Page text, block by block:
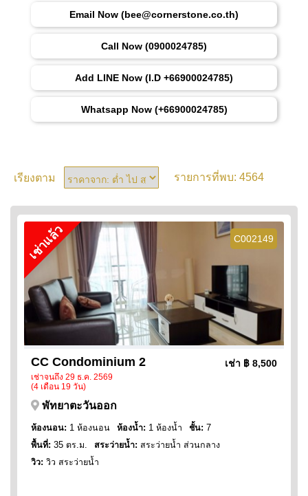
Email Now (bee@cornerstone.co.th)
Call Now (0900024785)
Add LINE Now (I.D +66900024785)
Whatsapp Now (+66900024785)
เรียงตาม รายการที่พบ: 4564
C002149
เช่าแล้ว
CC Condominium 2
เช่าจนถึง 29 ธ.ค. 2569
(4 เดือน 19 วัน)
เช่า ฿ 8,500
พัทยาตะวันออก
ห้องนอน: 1 ห้องนอน ห้องน้ำ: 1 ห้องน้ำ ชั้น: 7
พื้นที่: 35 ตร.ม. สระว่ายน้ำ: สระว่ายน้ำ ส่วนกลาง
วิว: วิว สระว่ายน้ำ